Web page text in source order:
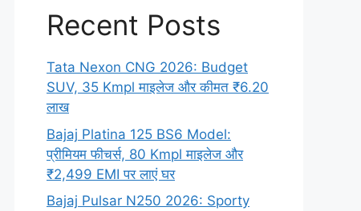
Recent Posts
Tata Nexon CNG 2026: Budget
SUV, 35 Kmpl माइलेज और कीमत ₹6.20
लाख
Bajaj Platina 125 BS6 Model:
प्रीमियम फीचर्स, 80 Kmpl माइलेज और
₹2,499 EMI पर लाएं घर
Bajaj Pulsar N250 2026: Sporty